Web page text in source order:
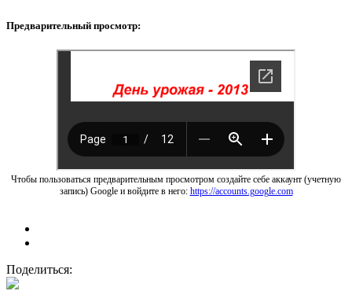
Предварительный просмотр:
Чтобы пользоваться предварительным просмотром создайте себе аккаунт (учетную
запись) Google и войдите в него: https://accounts.google.com
Поделиться: